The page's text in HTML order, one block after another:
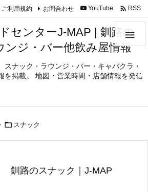
センターJ-MAP | 釧路の
ンジ・バー他飲み屋情報
スナック・ラウンジ・バー・キャバクラ・
を掲載。 地図・営業時間・店舗情報を発信

ご利用規約 お問合わせ YouTube  RSS
 スナック
釧路のスナック｜J-MAP